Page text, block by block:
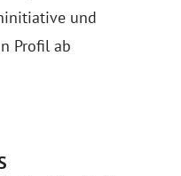
und
Profil ab